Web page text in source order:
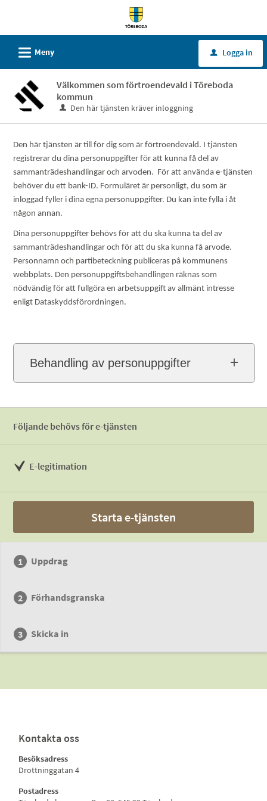
Töreboda
kommun
L Meny u Logga in
Välkommen som förtroendevald i Töreboda
kommun
Den här tjänsten kräver inloggning
Den här tjänsten är till för dig som är förtroendevald. I tjänsten
registrerar du dina personuppgifter för att kunna få del av
sammanträdeshandlingar och arvoden. För att använda e-tjänsten
behöver du ett bank-ID. Formuläret är personligt, du som är
inloggad fyller i dina egna personuppgifter. Du kan inte fylla i åt
någon annan.
Dina personuppgifter behövs för att du ska kunna ta del av
sammanträdeshandlingar och för att du ska kunna få arvode.
Personnamn och partibeteckning publiceras på kommunens
webbplats. Den personuppgiftsbehandlingen räknas som
nödvändig för att fullgöra en arbetsuppgift av allmänt intresse
enligt Dataskyddsförordningen.
Behandling av personuppgifter
Följande behövs för e-tjänsten
E-legitimation
Starta e-tjänsten
Uppdrag
Förhandsgranska
Skicka in
Kontakta oss
Besöksadress
Drottninggatan 4
Postadress